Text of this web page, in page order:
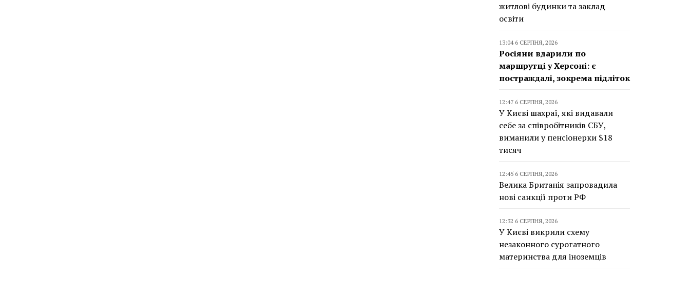
житлові будинки та заклад
освіти
13:04 6 СЕРПНЯ, 2026
Росіяни вдарили по
маршрутці у Херсоні: є
постраждалі, зокрема підліток
12:47 6 СЕРПНЯ, 2026
У Києві шахраї, які видавали
себе за співробітників СБУ,
виманили у пенсіонерки $18
тисяч
12:45 6 СЕРПНЯ, 2026
Велика Британія запровадила
нові санкції проти РФ
12:32 6 СЕРПНЯ, 2026
У Києві викрили схему
незаконного сурогатного
материнства для іноземців